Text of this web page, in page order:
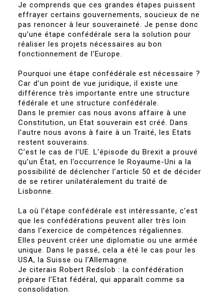
Je comprends que ces grandes étapes puissent
effrayer certains gouvernements, soucieux de ne
pas renoncer à leur souveraineté. Je pense donc
qu’une étape confédérale sera la solution pour
réaliser les projets nécessaires au bon
fonctionnement de l’Europe.
Pourquoi une étape confédérale est nécessaire ?
Car d’un point de vue juridique, il existe une
différence très importante entre une structure
fédérale et une structure confédérale.
Dans le premier cas nous avons affaire à une
Constitution, un Etat souverain est créé. Dans
l’autre nous avons à faire à un Traité, les Etats
restent souverains.
C’est le cas de l’UE. L’épisode du Brexit a prouvé
qu’un État, en l’occurrence le Royaume-Uni a la
possibilité de déclencher l’article 50 et de décider
de se retirer unilatéralement du traité de
Lisbonne.
La où l’étape confédérale est intéressante, c’est
que les confédérations peuvent aller très loin
dans l’exercice de compétences régaliennes.
Elles peuvent créer une diplomatie ou une armée
unique. Dans le passé, cela a été le cas pour les
USA, la Suisse ou l’Allemagne.
Je citerais Robert Redslob : la confédération
prépare l’Etat fédéral, qui apparaît comme sa
consolidation.